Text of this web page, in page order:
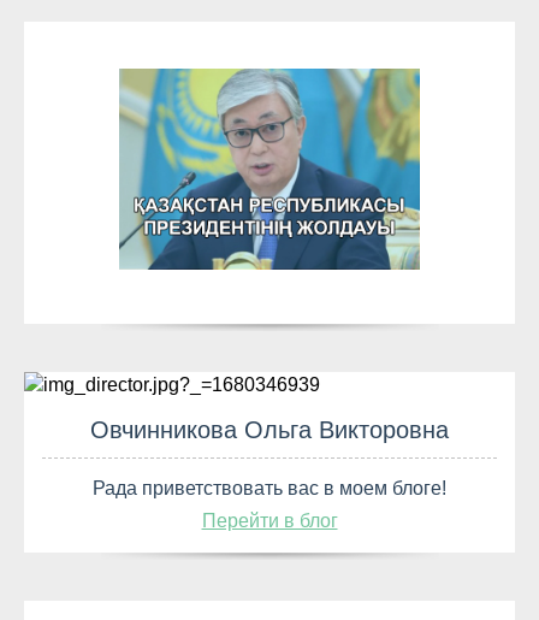
Овчинникова Ольга Викторовна
Рада приветствовать вас в моем блоге!
Перейти в блог